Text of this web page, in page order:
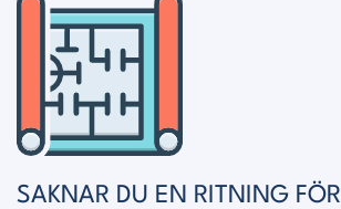
SAKNAR DU EN RITNING FÖR